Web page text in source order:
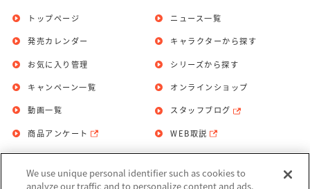
トップページ
発売カレンダー
お気に入り管理
ニュース一覧
キャラクターから探す
シリーズから探す
キャンペーン一覧
動画一覧
商品アンケート
オンラインショップ
スタッフブログ
WEB取説
お問い合わせ 個人情報保護方針
We use unique personal identifier such as cookies to
analyze our traffic and to personalize content and ads.